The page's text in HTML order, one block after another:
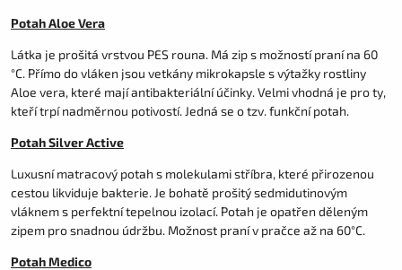
Potah Aloe Vera
Látka je prošitá vrstvou PES rouna. Má zip s možností praní na 60
°C. Přímo do vláken jsou vetkány mikrokapsle s výtažky rostliny
Aloe vera, které mají antibakteriální účinky. Velmi vhodná je pro ty,
kteří trpí nadměrnou potivostí. Jedná se o tzv. funkční potah.
Potah Silver Active
Luxusní matracový potah s molekulami stříbra, které přirozenou
cestou likviduje bakterie. Je bohatě prošitý sedmidutinovým
vláknem s perfektní tepelnou izolací. Potah je opatřen děleným
zipem pro snadnou údržbu. Možnost praní v pračce až na 60°C.
Potah Medico